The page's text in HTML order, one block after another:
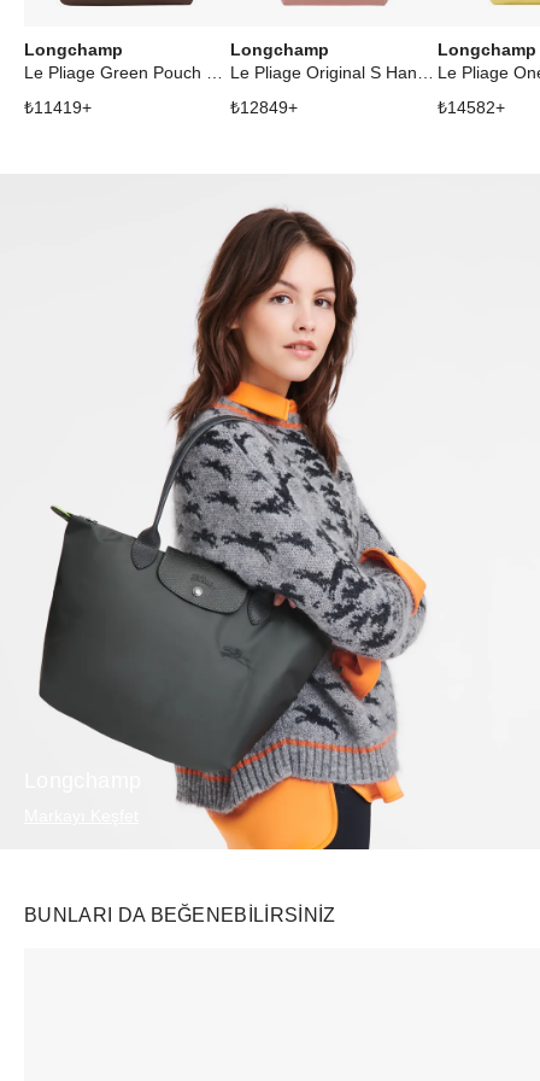
Longchamp
₺11419+
Longchamp
₺12849+
Longchamp
₺14582+
BUNLARI DA BEĞENEBILIRSINIZ